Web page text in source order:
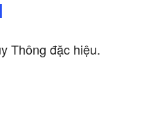
Thông đặc hiệu.